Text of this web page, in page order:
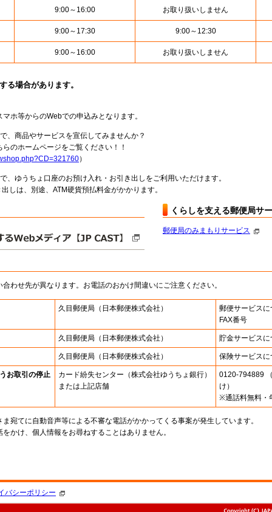
9:00～16:00 お取り扱いしません
9:00～17:30 9:00～12:30
9:00～16:00 お取り扱いしません
る場合があります。
ホ等からのWebでの申込みとなります。
、商品やサービスを宣伝してみませんか？
のホームページをご覧ください！！
）
、ゆうちょ口座のお預け入れ・お引き出しをご利用いただけます。
しは、別途、ATM硬貨預払料金がかかります。
くらしを支える郵便局サ
郵便局のみまもりサービス
わせ先が異なります。お電話のおかけ間違いにご注意ください。
久目郵便局 （日本郵便株式会社）
郵便サービスに
FAX番号
久目郵便局 （日本郵便株式会社） 貯金サービスに
久目郵便局 （日本郵便株式会社） 保険サービスに
お取引の停止 カード紛失センター （株式会社ゆうちょ銀行）
または上記店舗
0120-794889
け）
※通話料無料・
宛てに自動音声等による不審な電話がかかってくる事案が発生しています。
かけ、個人情報をお尋ねすることはありません。
バシーポリシー